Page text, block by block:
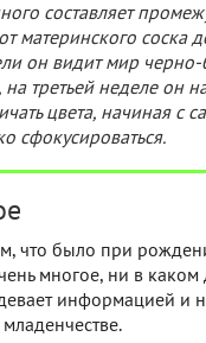
составляет
материнского соска
он видит мир черно-
третьей неделе он
цвета, начиная с
сфокусироваться.
что было при
многое, ни в каком
информацией и